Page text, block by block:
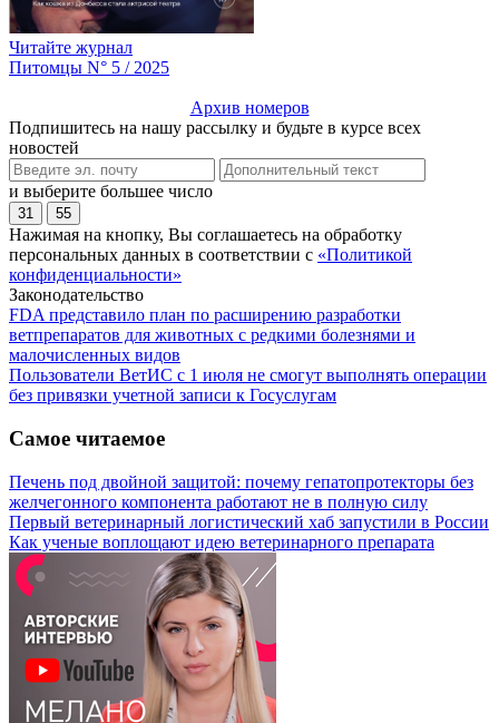
Читайте журнал
Питомцы N° 5 / 2025
Архив номеров
Подпишитесь на нашу рассылку и будьте в курсе всех
новостей
и выберите большее число
31 55
Нажимая на кнопку, Вы соглашаетесь на обработку
персональных данных в соответствии с «Политикой
конфиденциальности»
Законодательство
FDA представило план по расширению разработки
ветпрепаратов для животных с редкими болезнями и
малочисленных видов
Пользователи ВетИС с 1 июля не смогут выполнять операции
без привязки учетной записи к Госуслугам
Самое читаемое
Печень под двойной защитой: почему гепатопротекторы без
желчегонного компонента работают не в полную силу
Первый ветеринарный логистический хаб запустили в России
Как ученые воплощают идею ветеринарного препарата